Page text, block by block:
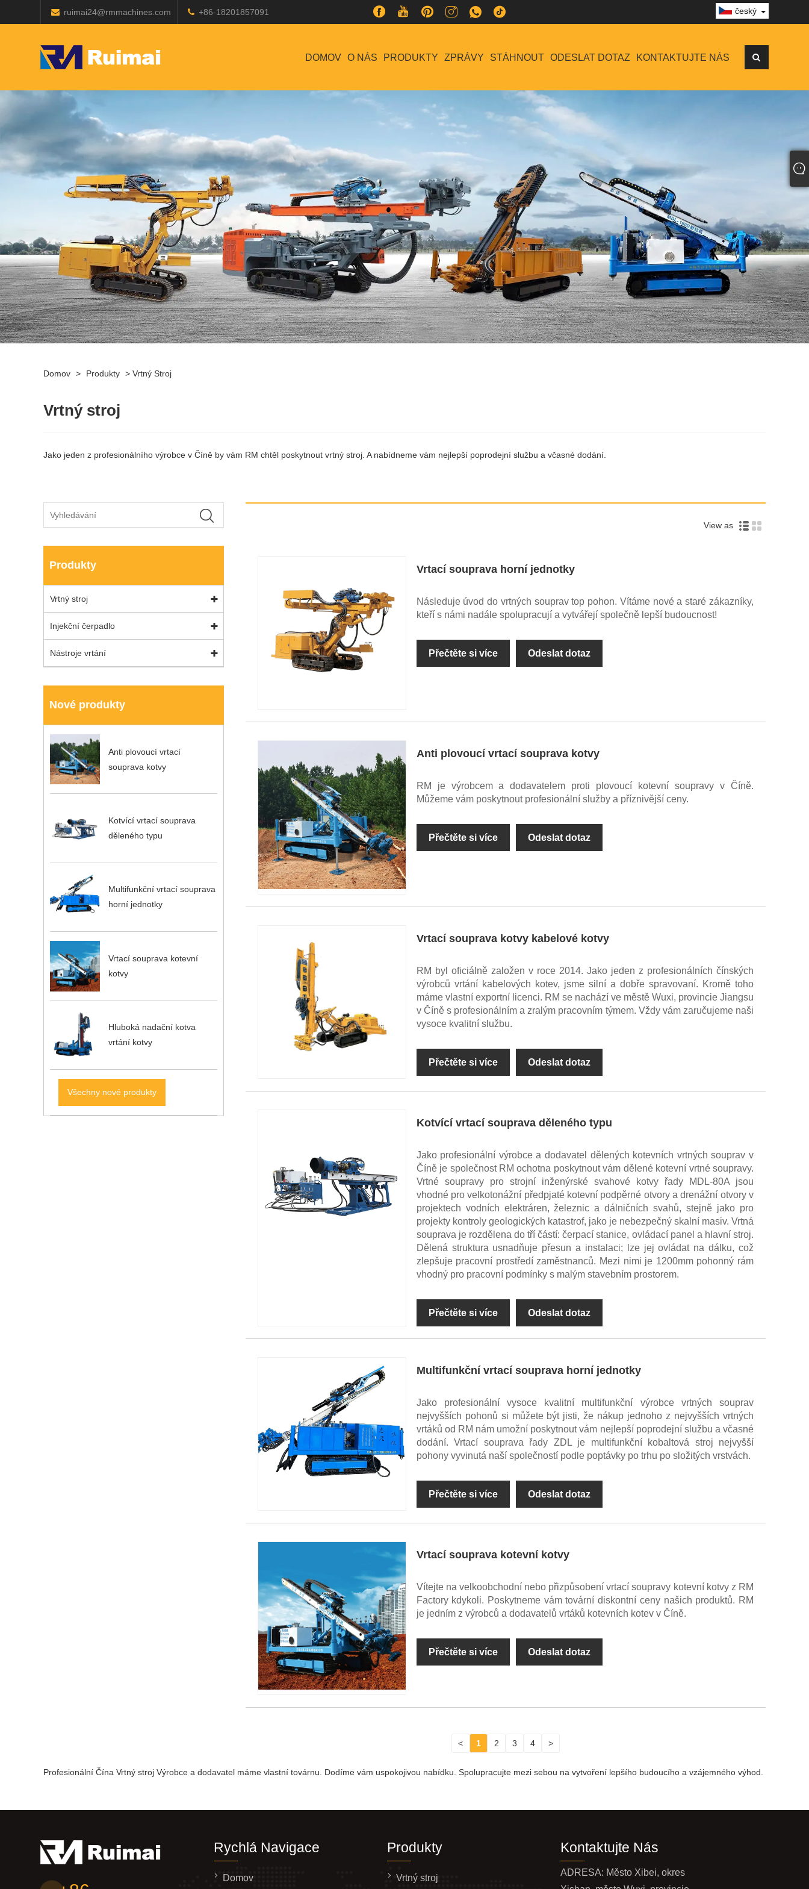
ruimai24@rmmachines.com +86-18201857091 český
DOMOV O NÁS PRODUKTY ZPRÁVY STÁHNOUT ODESLAT DOTAZ KONTAKTUJTE NÁS
Domov > Produkty > Vrtný Stroj
Vrtný stroj
Jako jeden z profesionálního výrobce v Číně by vám RM chtěl poskytnout vrtný stroj. A nabídneme vám nejlepší poprodejní službu a včasné dodání.
Produkty
Vrtný stroj
Injekční čerpadlo
Nástroje vrtání
Nové produkty
Anti plovoucí vrtací
souprava kotvy
Kotvící vrtací souprava
děleného typu
Multifunkční vrtací souprava
horní jednotky
Vrtací souprava kotevní
kotvy
Hluboká nadační kotva
vrtání kotvy
Všechny nové produkty
View as
Vrtací souprava horní jednotky
Následuje úvod do vrtných souprav top pohon. Vítáme nové a staré zákazníky,
kteří s námi nadále spolupracují a vytvářejí společně lepší budoucnost!
Přečtěte si více Odeslat dotaz
Anti plovoucí vrtací souprava kotvy
RM je výrobcem a dodavatelem proti plovoucí kotevní soupravy v Číně.
Můžeme vám poskytnout profesionální služby a příznivější ceny.
Přečtěte si více Odeslat dotaz
Vrtací souprava kotvy kabelové kotvy
RM byl oficiálně založen v roce 2014. Jako jeden z profesionálních čínských
výrobců vrtání kabelových kotev, jsme silní a dobře spravovaní. Kromě toho
máme vlastní exportní licenci. RM se nachází ve městě Wuxi, provincie Jiangsu
v Číně s profesionálním a zralým pracovním týmem. Vždy vám zaručujeme naši
vysoce kvalitní službu.
Přečtěte si více Odeslat dotaz
Kotvící vrtací souprava děleného typu
Jako profesionální výrobce a dodavatel dělených kotevních vrtných souprav v
Číně je společnost RM ochotna poskytnout vám dělené kotevní vrtné soupravy.
Vrtné soupravy pro strojní inženýrské svahové kotvy řady MDL-80A jsou
vhodné pro velkotonážní předpjaté kotevní podpěrné otvory a drenážní otvory v
projektech vodních elektráren, železnic a dálničních svahů, stejně jako pro
projekty kontroly geologických katastrof, jako je nebezpečný skalní masiv. Vrtná
souprava je rozdělena do tří částí: čerpací stanice, ovládací panel a hlavní stroj.
Dělená struktura usnadňuje přesun a instalaci; lze jej ovládat na dálku, což
zlepšuje pracovní prostředí zaměstnanců. Mezi nimi je 1200mm pohonný rám
vhodný pro pracovní podmínky s malým stavebním prostorem.
Přečtěte si více Odeslat dotaz
Multifunkční vrtací souprava horní jednotky
Jako profesionální vysoce kvalitní multifunkční výrobce vrtných souprav
nejvyšších pohonů si můžete být jisti, že nákup jednoho z nejvyšších vrtných
vrtáků od RM nám umožní poskytnout vám nejlepší poprodejní službu a včasné
dodání. Vrtací souprava řady ZDL je multifunkční kobaltová stroj nejvyšší
pohony vyvinutá naší společností podle poptávky po trhu po složitých vrstvách.
Přečtěte si více Odeslat dotaz
Vrtací souprava kotevní kotvy
Vítejte na velkoobchodní nebo přizpůsobení vrtací soupravy kotevní kotvy z RM
Factory kdykoli. Poskytneme vám tovární diskontní ceny našich produktů. RM
je jedním z výrobců a dodavatelů vrtáků kotevních kotev v Číně.
Přečtěte si více Odeslat dotaz
< 1 2 3 4 >
Profesionální Čína Vrtný stroj Výrobce a dodavatel máme vlastní továrnu. Dodíme vám uspokojivou nabídku. Spolupracujte mezi sebou na vytvoření lepšího budoucího a vzájemného výhod.
Rychlá Navigace
Domov
Produkty
Vrtný stroj
Kontaktujte Nás
ADRESA: Město Xibei, okres